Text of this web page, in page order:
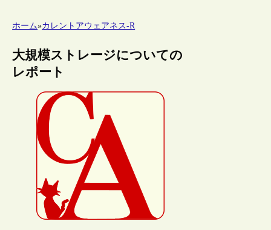
ホーム»カレントアウェアネス-R
大規模ストレージについての
レポート